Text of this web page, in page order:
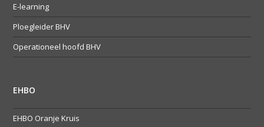
E-learning
Ploegleider BHV
Operationeel hoofd BHV
EHBO
EHBO Oranje Kruis